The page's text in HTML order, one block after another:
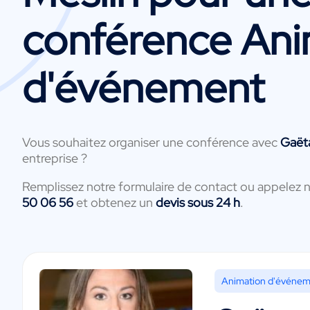
conférence
d'événement
Vous souhaitez organiser une conférence avec
entreprise ?
Remplissez notre formulaire de contact ou appelez
50 06 56et obtenez un devis sous 24 h.
Animation